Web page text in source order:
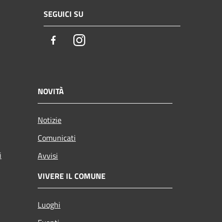
SEGUICI SU
FacebookInstagram
NOVITÀ
Notizie
Comunicati
Avvisi
VIVERE IL COMUNE
Luoghi